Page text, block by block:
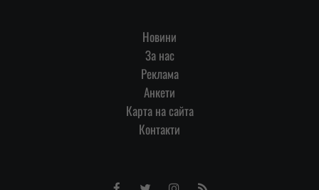
Новини
За нас
Реклама
Анкети
Карта на сайта
Контакти